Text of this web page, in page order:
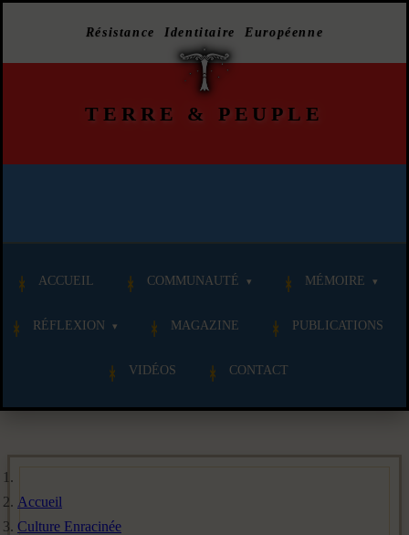
Résistance Identitaire Européenne
TERRE & PEUPLE
ACCUEIL COMMUNAUTÉ MÉMOIRE
RÉFLEXION MAGAZINE PUBLICATIONS
VIDÉOS CONTACT
Accueil
Culture Enracinée